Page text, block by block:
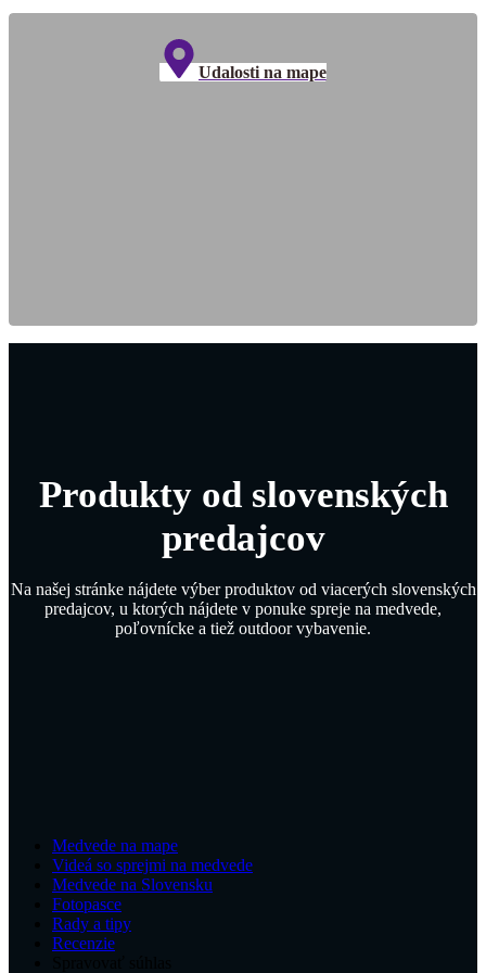
Udalosti na mape
Produkty od slovenských
predajcov
Na našej stránke nájdete výber produktov od viacerých slovenských
predajcov, u ktorých nájdete v ponuke spreje na medvede,
poľovnícke a tiež outdoor vybavenie.
Medvede na mape
Videá so sprejmi na medvede
Medvede na Slovensku
Fotopasce
Rady a tipy
Recenzie